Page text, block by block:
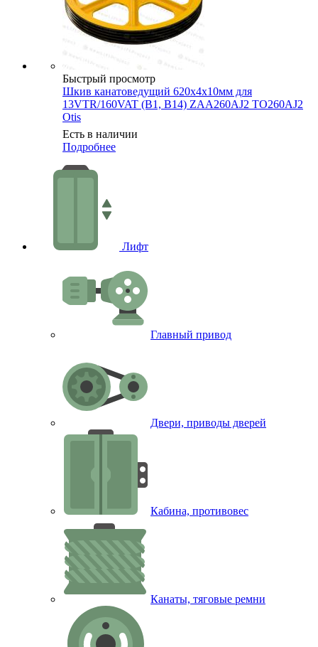
Быстрый просмотр
Шкив канатоведущий 620х4х10мм для
13VTR/160VAT (B1, B14) ZAA260AJ2 TO260AJ2
Otis
Есть в наличии
Подробнее
Лифт
Главный привод
Двери, приводы дверей
Кабина, противовес
Канаты, тяговые ремни